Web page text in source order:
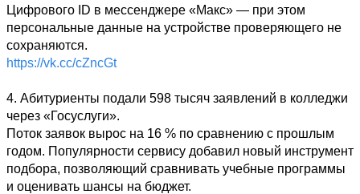
Цифрового ID в мессенджере «Макс» — при этом
персональные данные на устройстве проверяющего не
https://vk.cc/cZncGt
4. Абитуриенты подали 598 тысяч заявлений в колледжи
через «Госуслуги».
Поток заявок вырос на 16 % по сравнению с прошлым
годом. Популярности сервису добавил новый инструмент
подбора, позволяющий сравнивать учебные программы
и оценивать шансы на бюджет.